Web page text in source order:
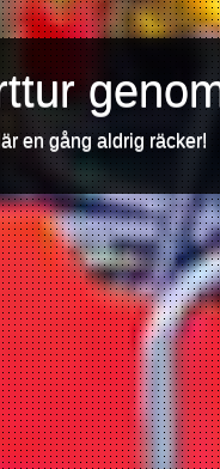
en gång aldrig räcker!